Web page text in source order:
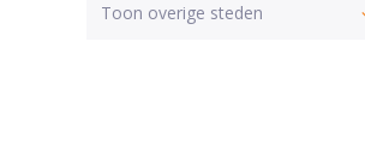
Toon overige steden